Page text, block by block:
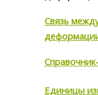
Связь
Единицы